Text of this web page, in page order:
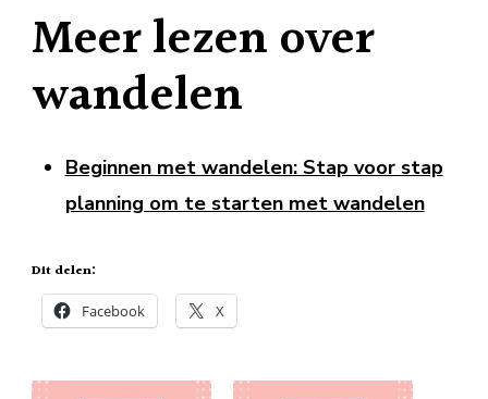
Meer lezen over
wandelen
Beginnen met wandelen: Stap voor stap
planning om te starten met wandelen
Dit delen:
Facebook X